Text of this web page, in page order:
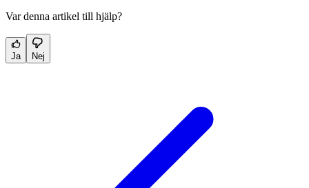
Var denna artikel till hjälp?
Ja Nej